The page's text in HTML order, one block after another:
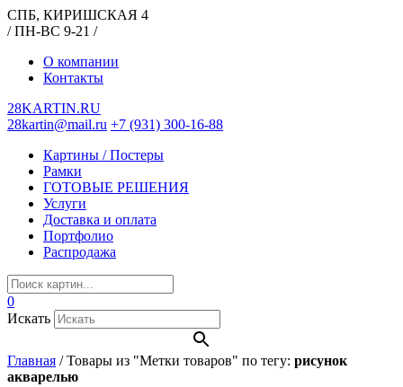
СПБ, КИРИШСКАЯ 4
/ ПН-ВС 9-21 /
О компании
Контакты
28KARTIN.RU
28kartin@mail.ru +7 (931) 300-16-88
Картины / Постеры
Рамки
ГОТОВЫЕ РЕШЕНИЯ
Услуги
Доставка и оплата
Портфолио
Распродажа
0
Искать
Главная /Товары из "Метки товаров" по тегу: рисунок
акварелью